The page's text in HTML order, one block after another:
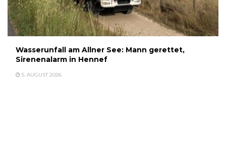
Wasserunfall am Allner See: Mann gerettet,
Sirenenalarm in Hennef
5. AUGUST 2026